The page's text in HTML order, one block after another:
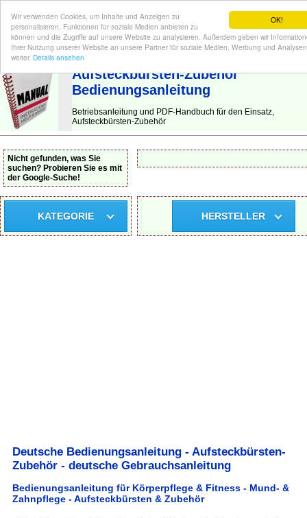
OK!
Wir verwenden Cookies, um Inhalte und Anzeigen zu
personalisieren, Funktionen für soziale Medien anbieten zu
können und die Zugriffe auf unsere Website zu analysieren. Außerdem geben wir
Ihrer Nutzung unserer Website an unsere Partner für soziale Medien, Werbung und Analysen
weiter. Details ansehen
BEDIENUNGSANLEITUNG | Hier finden Sie die deutsche Anleitung!
Aufsteckbürsten-Zubehör
Bedienungsanleitung
Betriebsanleitung und PDF-Handbuch für den Einsatz,
Aufsteckbürsten-Zubehör
Nicht gefunden, was Sie
suchen? Probieren Sie es mit
der Google-Suche!
KATEGORIE HERSTELLER
Deutsche Bedienungsanleitung - Aufsteckbürsten-
Zubehör - deutsche Gebrauchsanleitung
Bedienungsanleitung für Körperpflege & Fitness - Mund- &
Zahnpflege - Aufsteckbürsten & Zubehör